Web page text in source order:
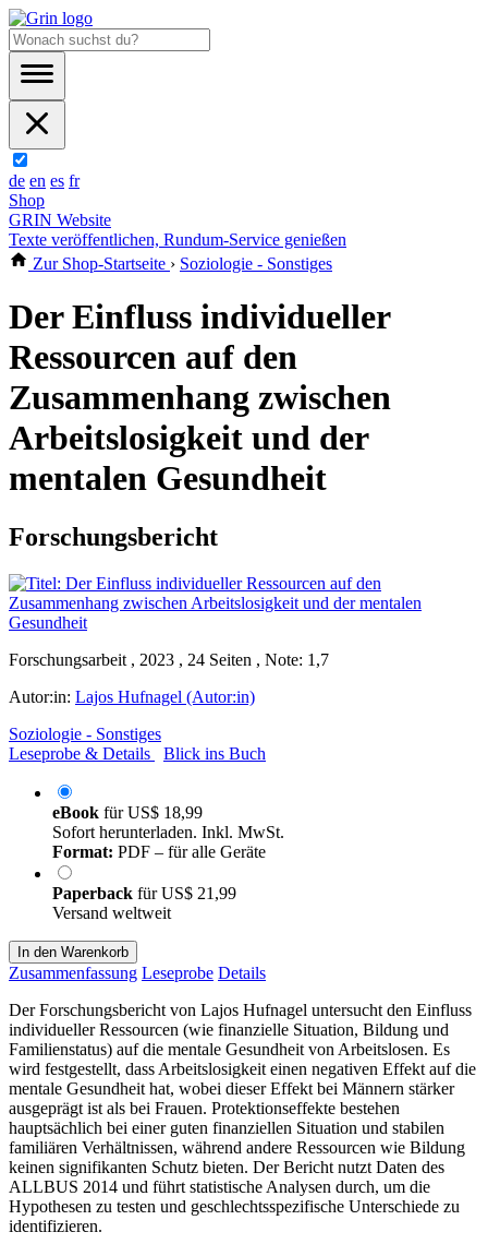
de en es fr
Shop
GRIN Website
Texte veröffentlichen, Rundum-Service genießen
Zur Shop-Startseite › Soziologie - Sonstiges
Der Einfluss individueller
Ressourcen auf den
Zusammenhang zwischen
Arbeitslosigkeit und der
mentalen Gesundheit
Forschungsbericht
Forschungsarbeit , 2023 , 24 Seiten , Note: 1,7
Autor:in: Lajos Hufnagel (Autor:in)
Soziologie - Sonstiges
Leseprobe & Details
Blick ins Buch
eBook fürUS$ 18,99
Sofort herunterladen. Inkl. MwSt.
Format: PDF – für alle Geräte
Paperback fürUS$ 21,99
Versand weltweit
In den Warenkorb
Zusammenfassung Leseprobe Details
Der Forschungsbericht von Lajos Hufnagel untersucht den Einfluss
individueller Ressourcen (wie finanzielle Situation, Bildung und
Familienstatus) auf die mentale Gesundheit von Arbeitslosen. Es
wird festgestellt, dass Arbeitslosigkeit einen negativen Effekt auf die
mentale Gesundheit hat, wobei dieser Effekt bei Männern stärker
ausgeprägt ist als bei Frauen. Protektionseffekte bestehen
hauptsächlich bei einer guten finanziellen Situation und stabilen
familiären Verhältnissen, während andere Ressourcen wie Bildung
keinen signifikanten Schutz bieten. Der Bericht nutzt Daten des
ALLBUS 2014 und führt statistische Analysen durch, um die
Hypothesen zu testen und geschlechtsspezifische Unterschiede zu
identifizieren.